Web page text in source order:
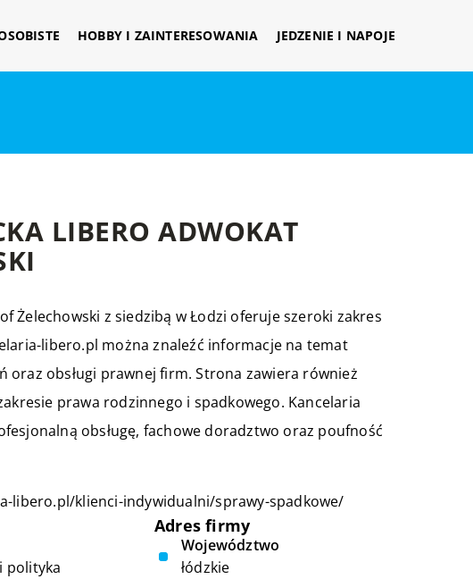
HOBBY I ZAINTERESOWANIA JEDZENIE I NAPOJE
LIBERO ADWOKAT
Żelechowski z siedzibą w Łodzi oferuje szeroki zakres
libero.pl można znaleźć informacje na temat
oraz obsługi prawnej firm. Strona zawiera również
prawa rodzinnego i spadkowego. Kancelaria
obsługę, fachowe doradztwo oraz poufność
libero.pl/klienci-indywidualni/sprawy-spadkowe/
polityka
Adres firmy
Województwo
łódzkie